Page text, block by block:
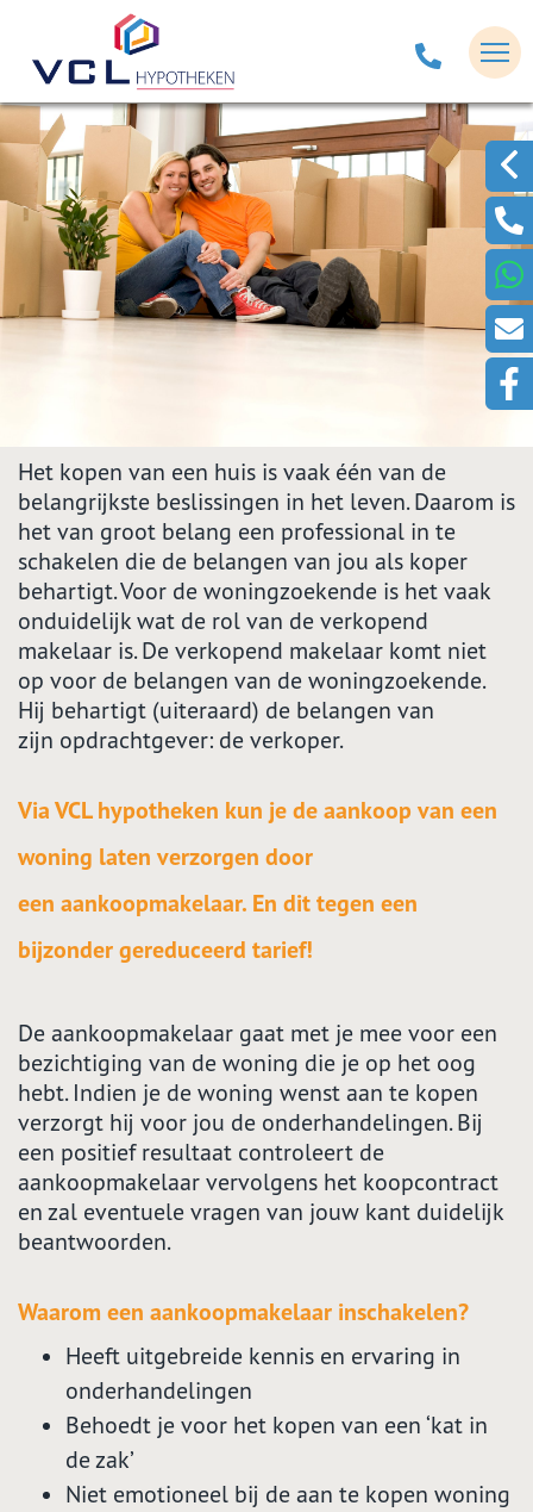
Het kopen van een huis is vaak één van de
belangrijkste beslissingen in het leven. Daarom is
het van groot belang een professional in te
schakelen die de belangen van jou als koper
behartigt. Voor de woningzoekende is het vaak
onduidelijk wat de rol van de verkopend
makelaar is. De verkopend makelaar komt niet
op voor de belangen van de woningzoekende.
Hij behartigt (uiteraard) de belangen van
zijn opdrachtgever: de verkoper.
ViaVCL hypotheken kun je de aankoop van een
woning laten verzorgen door
een aankoopmakelaar. En dit tegen een
bijzonder gereduceerd tarief!
De aankoopmakelaar gaat met je mee voor een
bezichtiging van de woning die je op het oog
hebt.Indien je de woning wenst aan te kopen
verzorgt hij voor jou de onderhandelingen. Bij
een positief resultaat controleert de
aankoopmakelaar vervolgens het koopcontract
en zal eventuele vragen van jouw kant duidelijk
beantwoorden.
Waarom een aankoopmakelaar inschakelen?
Heeft uitgebreide kennis en ervaring in
onderhandelingen
Behoedt je voor het kopen van een ‘kat in
de zak’
Niet emotioneel bij de aan te kopen woning